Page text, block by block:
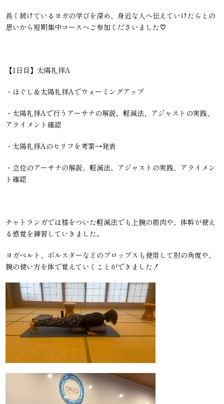
長く続けているヨガの学びを深め、身近な人へ伝えていけたらとの
思いから短期集中コースへご参加くださいました♡
【1日目】太陽礼拝A
・ほぐし＆太陽礼拝Aでウォーミングアップ
・太陽礼拝Aで行うアーサナの解説、軽減法、アジャストの実践、
アライメント確認
・太陽礼拝Aのセリフを考案→発表
・立位のアーサナの解説、軽減法、アジャストの実践、アライメン
ト確認
チャトランガでは膝をついた軽減法でも上腕の筋肉や、体幹が使え
る感覚を練習していきました。
ヨガベルト、ボルスターなどのプロップスも使用して肘の角度や、
腕の使い方を体で覚えていくことができました！